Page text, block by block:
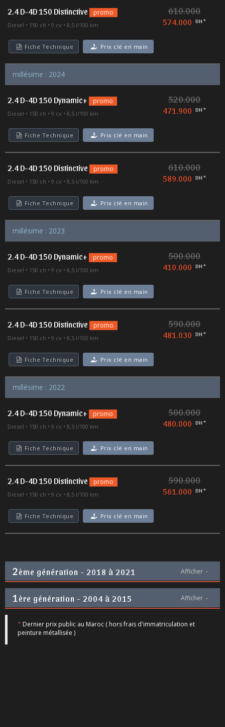
2.4 D-4D 150 Distinctive promo
Diesel 150 ch 9 cv 8,5 l/100 km
610.000
574.000 DH *
Fiche Technique Prix clé en main
millésime : 2024
2.4 D-4D 150 Dynamic+ promo
Diesel 150 ch 9 cv 8,5 l/100 km
520.000
471.900 DH *
Fiche Technique Prix clé en main
2.4 D-4D 150 Distinctive promo
Diesel 150 ch 9 cv 8,5 l/100 km
610.000
589.000 DH *
Fiche Technique Prix clé en main
millésime : 2023
2.4 D-4D 150 Dynamic+ promo
Diesel 150 ch 9 cv 8,5 l/100 km
500.000
410.000 DH *
Fiche Technique Prix clé en main
2.4 D-4D 150 Distinctive promo
Diesel 150 ch 9 cv 8,5 l/100 km
590.000
481.030 DH *
Fiche Technique Prix clé en main
millésime : 2022
2.4 D-4D 150 Dynamic+ promo
Diesel 150 ch 9 cv 8,5 l/100 km
500.000
480.000 DH *
Fiche Technique Prix clé en main
2.4 D-4D 150 Distinctive promo
Diesel 150 ch 9 cv 8,5 l/100 km
590.000
561.000 DH *
Fiche Technique Prix clé en main
2ème génération - 2018 à 2021 Afficher -
1 ère génération - 2004 à 2015 Afficher -
* Dernier prix public au Maroc ( hors frais d'immatriculation et
peinture métallisée )